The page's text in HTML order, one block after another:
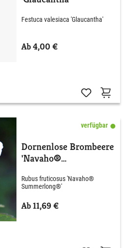
Festuca valesiaca 'Glaucantha'
Ab 4,00 €
verfügbar
Dornenlose Brombeere
'Navaho®
Rubus fruticosus 'Navaho®
Summerlong®'
Ab 11,69 €